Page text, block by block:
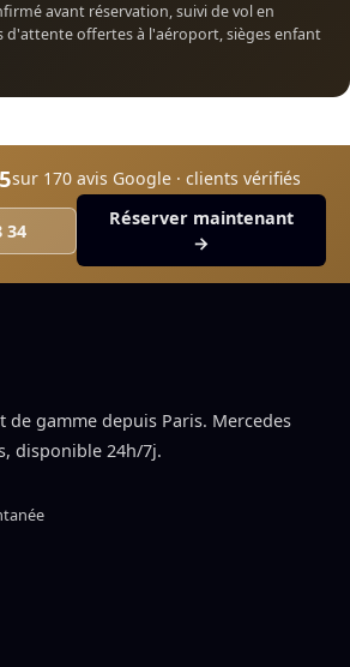
avant réservation, suivi de vol en
d'attente offertes à l'aéroport, sièges enfant
sur 170 avis Google · clients vérifiés
34
Réserver maintenant
→
de gamme depuis Paris. Mercedes
disponible 24h/7j.